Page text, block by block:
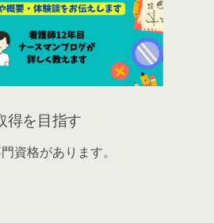
得を目指す
資格があります。